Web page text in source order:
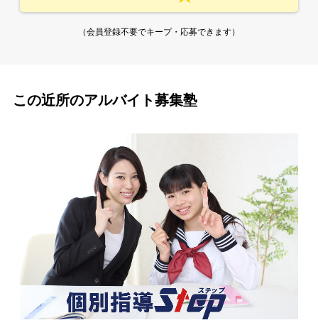
（会員登録不要でキープ・応募できます）
この近所のアルバイト募集塾